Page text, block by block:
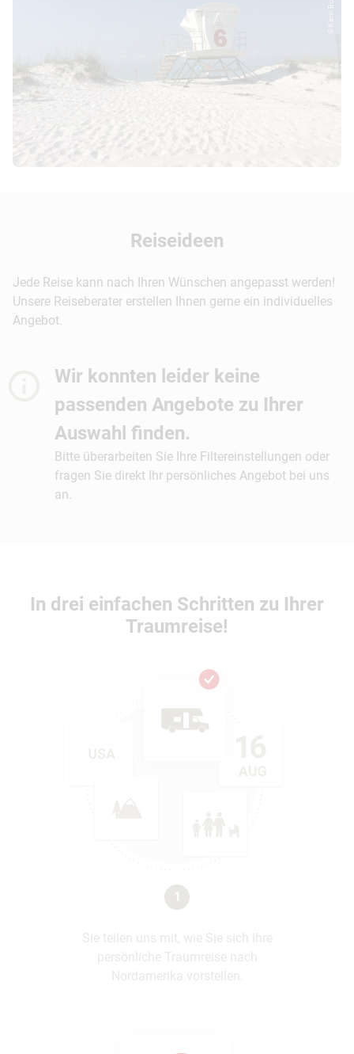
Reiseideen
Jede Reise kann nach Ihren Wünschen angepasst werden!
Unsere Reiseberater erstellen Ihnen gerne ein individuelles
Angebot.
Wir konnten leider keine
passenden Angebote zu Ihrer
Auswahl finden.
Bitte überarbeiten Sie Ihre Filtereinstellungen oder
fragen Sie direkt Ihr persönliches Angebot bei uns
an.
In drei einfachen Schritten zu Ihrer
Traumreise!
1